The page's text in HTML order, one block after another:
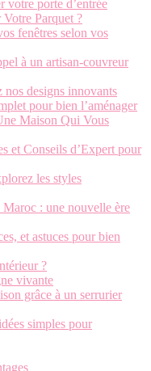
votre porte d’entrée
Parquet ?
fenêtres selon vos
à un artisan-couvreur
nos designs innovants
pour bien l’aménager
Maison Qui Vous
et Conseils d’Expert pour
les styles
Maroc : une nouvelle ère
et astuces pour bien
?
vivante
grâce à un serrurier
simples pour